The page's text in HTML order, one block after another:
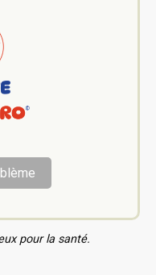
pour la santé.